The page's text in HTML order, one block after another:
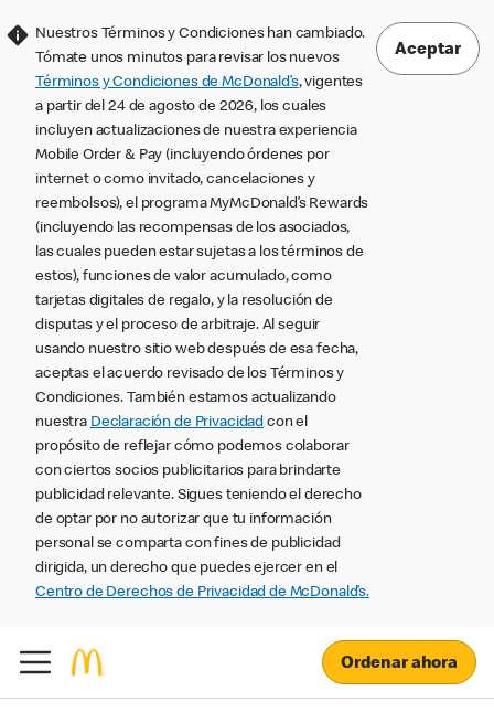
Nuestros Términos y Condiciones han cambiado.
Tómate unos minutos para revisar los nuevos
Términos y Condiciones de McDonald’s, vigentes
a partir del 24 de agosto de 2026, los cuales
incluyen actualizaciones de nuestra experiencia
Mobile Order & Pay (incluyendo órdenes por
internet o como invitado, cancelaciones y
reembolsos), el programa MyMcDonald’s Rewards
(incluyendo las recompensas de los asociados,
las cuales pueden estar sujetas a los términos de
estos), funciones de valor acumulado, como
tarjetas digitales de regalo, y la resolución de
disputas y el proceso de arbitraje. Al seguir
usando nuestro sitio web después de esa fecha,
aceptas el acuerdo revisado de los Términos y
Condiciones. También estamos actualizando
nuestra Declaración de Privacidad con el
propósito de reflejar cómo podemos colaborar
con ciertos socios publicitarios para brindarte
publicidad relevante. Sigues teniendo el derecho
de optar por no autorizar que tu información
personal se comparta con fines de publicidad
dirigida, un derecho que puedes ejercer en el
Centro de Derechos de Privacidad de McDonald’s.
Aceptar
Ordenar ahora